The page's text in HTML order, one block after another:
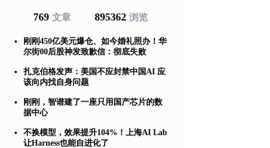
769文章 895362浏览
刚刚450亿美元爆仓、如今婚礼照办！华
尔街00后股神发致歉信：彻底失败
扎克伯格发声：美国不应封禁中国AI 应
该向内找自身问题
刚刚，智谱建了一座只用国产芯片的数
据中心
不换模型，效果提升104%！上海AI Lab
让Harness也能自进化了